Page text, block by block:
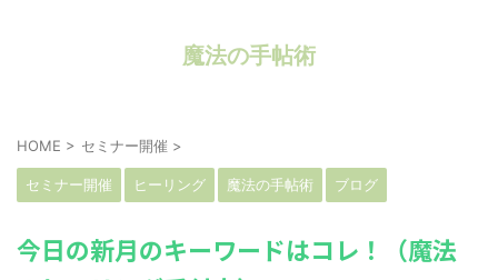
魔法の手帖術
HOME > セミナー開催 >
セミナー開催 ヒーリング 魔法の手帖術 ブログ
今日の新月のキーワードはコレ！（魔法